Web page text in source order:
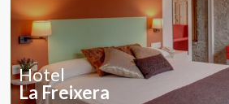
Hotel
La Freixera